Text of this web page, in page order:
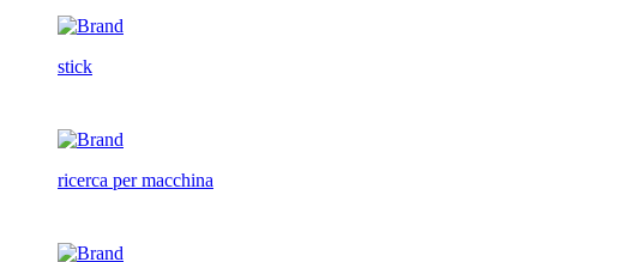
stick
ricerca per macchina